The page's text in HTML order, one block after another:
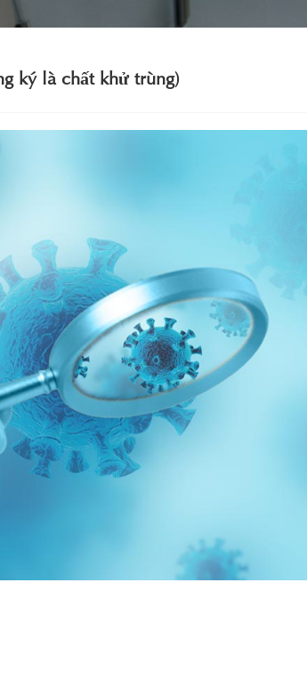
ký là chất khử trùng)